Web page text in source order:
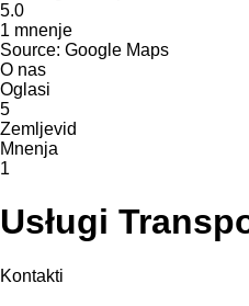
5.0
1 mnenje
Source: Google Maps
O nas
Oglasi
5
Zemljevid
Mnenja
1
Usługi
Kontakti